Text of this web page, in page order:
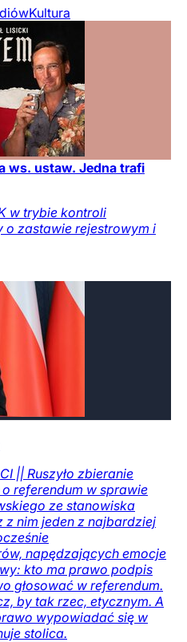
Kultura
ws. ustaw. Jedna trafi
w trybie kontroli
o zastawie rejestrowym i
|| Ruszyło zbieranie
referendum w sprawie
ze stanowiska
nim jeden z najbardziej
napędzających emocje
kto ma prawo podpis
głosować w referendum.
by tak rzec, etycznym. A
wypowiadać się w
stolica.